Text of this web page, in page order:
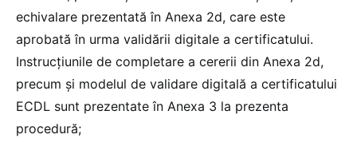
echivalare prezentată în Anexa 2d, care este
aprobată în urma validării digitale a certificatului.
Instrucțiunile de completare a cererii din Anexa 2d,
precum și modelul de validare digitală a certificatului
ECDL sunt prezentate în Anexa 3 la prezenta
procedură;